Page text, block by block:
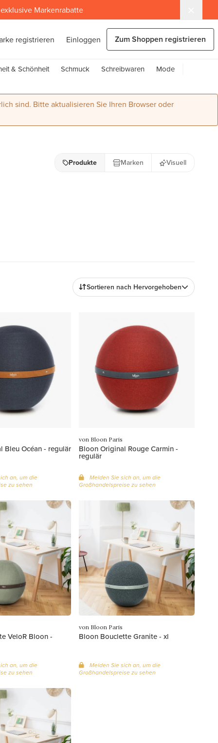
Markenrabatte
registrieren Einloggen Zum Shoppen registrieren
& Schönheit Schmuck Schreibwaren
Mode
sind. Bitte aktualisieren Sie Ihren Browser oder
Produkte Marken Visuell
Sortieren nach Hervorgehoben
Bleu Océan - regulär
an, um die
zu sehen
von Bloon Paris
Bloon Original Rouge Carmin -
regulär
Melden Sie sich an, um die
Großhandelspreise zu sehen
VeloR Bloon -
an, um die
zu sehen
von Bloon Paris
Bloon Bouclette Granite - xl
Melden Sie sich an, um die
Großhandelspreise zu sehen